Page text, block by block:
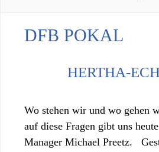
DFB POKAL
HERTHA-
Wo stehen wir und wo gehen
auf diese Fragen gibt uns
Manager Michael Preetz.